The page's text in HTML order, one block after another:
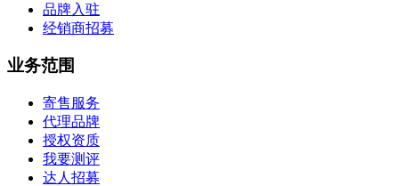
品牌入驻
经销商招募
业务范围
寄售服务
代理品牌
授权资质
我要测评
达人招募